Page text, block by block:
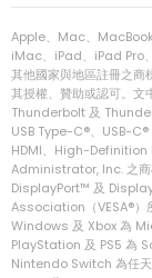
Apple、Mac、
iMac、iPad、iPad Pro
其他國家與地區註冊之
其授權、贊助或認可。文
Thunderbolt 及
USB Type-C®、USB-
HDMI、High-
Administrator, Inc. 之商
DisplayPort™ 及
Association（VESA®）
Windows 及 Xbox 為
PlayStation 及 PS5 為
Nintendo Switch 為任天